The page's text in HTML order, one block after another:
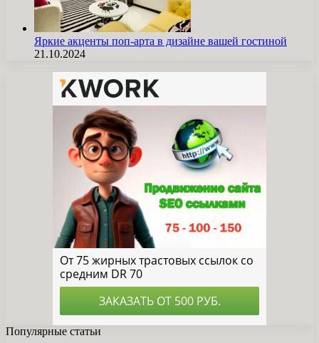
Яркие акценты поп-арта в дизайне вашей гостиной
21.10.2024
Популярные статьи